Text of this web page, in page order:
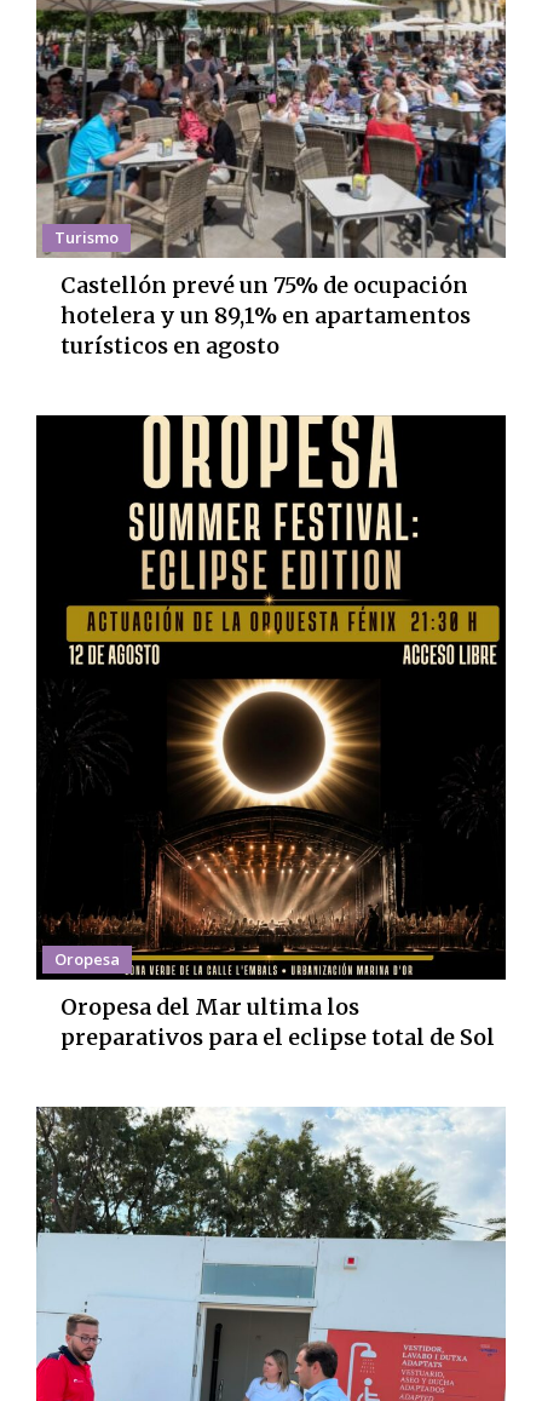
Turismo
Castellón prevé un 75% de ocupación
hotelera y un 89,1% en apartamentos
turísticos en agosto
Oropesa
Oropesa del Mar ultima los
preparativos para el eclipse total de Sol